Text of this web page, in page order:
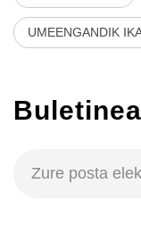
UMEENGANDIK